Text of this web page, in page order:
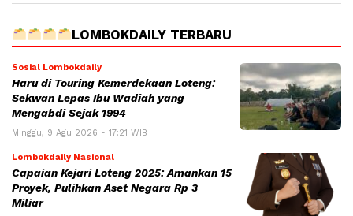
LOMBOKDAILY TERBARU
Sosial Lombokdaily
Haru di Touring Kemerdekaan Loteng:
Sekwan Lepas Ibu Wadiah yang
Mengabdi Sejak 1994
Minggu, 9 Agu 2026 - 17:21 WIB
Lombokdaily Nasional
Capaian Kejari Loteng 2025: Amankan 15
Proyek, Pulihkan Aset Negara Rp 3
Miliar